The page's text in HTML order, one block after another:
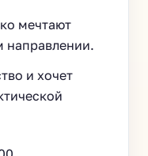
мечтают
направлении.
и хочет